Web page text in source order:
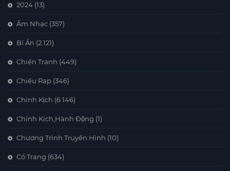
2024 (13)
Âm Nhạc (357)
Bí Ẩn (2.121)
Chiến Tranh (449)
Chiếu Rạp (346)
Chính Kịch (6.146)
Chính Kịch,Hành Động (1)
Chương Trình Truyền Hình (10)
Cổ Trang (634)